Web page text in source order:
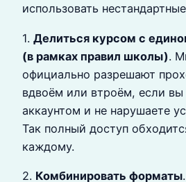
использовать
1. Делиться курсом с
(в рамках правил школы).
официально разрешают
вдвоём или втроём, если вы
аккаунтом и не нарушаете
Так полный доступ
каждому.
2. Комбинировать форматы